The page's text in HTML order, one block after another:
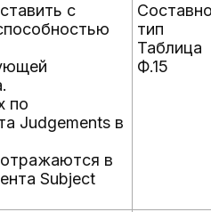
с
по
Judgements в
в
Subject
тип
Таблица
Ф.15